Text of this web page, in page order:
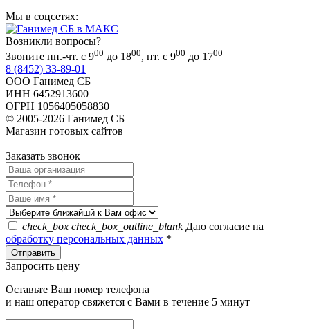
Мы в соцсетях:
Возникли вопросы?
Звоните пн.-чт. с 900 до 1800, пт. с 900 до 1700
8 (8452) 33-89-01
ООО Ганимед СБ
ИНН 6452913600
ОГРН 1056405058830
© 2005-2026 Ганимед СБ
Магазин готовых сайтов
Заказать звонок
check_box check_box_outline_blankДаю согласие на
обработку персональных данных *
Запросить цену
Оставьте Ваш номер телефона
и наш оператор свяжется с Вами в течение 5 минут